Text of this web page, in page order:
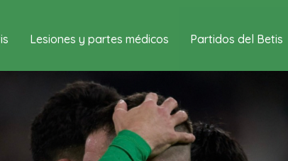
Lesiones y partes médicos Partidos del Betis